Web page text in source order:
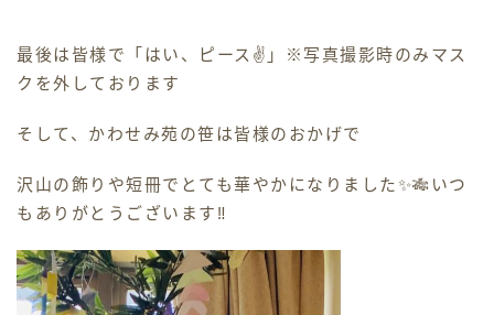
最後は皆様で「はい、ピース✌」※写真撮影時のみマス
クを外しております
そして、かわせみ苑の笹は皆様のおかげで
沢山の飾りや短冊でとても華やかになりました✨🎋いつ
もありがとうございます‼